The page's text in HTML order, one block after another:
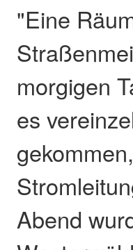
"Eine
morgigen
es
Abend